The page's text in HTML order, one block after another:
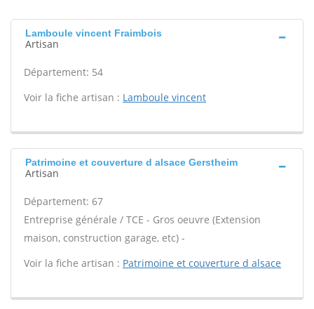
Lamboule vincent Fraimbois
Artisan
Département: 54
Voir la fiche artisan : Lamboule vincent
Patrimoine et couverture d alsace Gerstheim
Artisan
Département: 67
Entreprise générale / TCE - Gros oeuvre (Extension
maison, construction garage, etc) -
Voir la fiche artisan : Patrimoine et couverture d alsace